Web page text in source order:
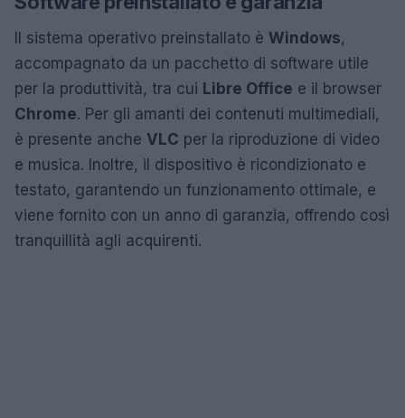
Il sistema operativo preinstallato è Windows,
accompagnato da un pacchetto di software utile
per la produttività, tra cui Libre Office e il browser
Chrome. Per gli amanti dei contenuti multimediali,
è presente anche VLC per la riproduzione di video
e musica. Inoltre, il dispositivo è ricondizionato e
testato, garantendo un funzionamento ottimale, e
viene fornito con un anno di garanzia, offrendo così
tranquillità agli acquirenti.